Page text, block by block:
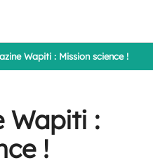
Wapiti : Mission science !
Wapiti :
!